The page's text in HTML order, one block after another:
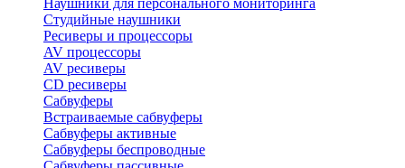
Наушники для персонального мониторинга
Студийные наушники
Ресиверы и процессоры
AV процессоры
AV ресиверы
CD ресиверы
Сабвуферы
Встраиваемые сабвуферы
Сабвуферы активные
Сабвуферы беспроводные